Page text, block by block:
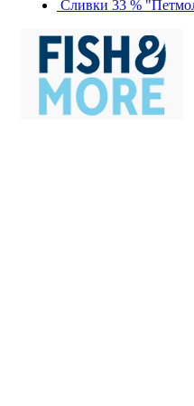
Сливки 33 %